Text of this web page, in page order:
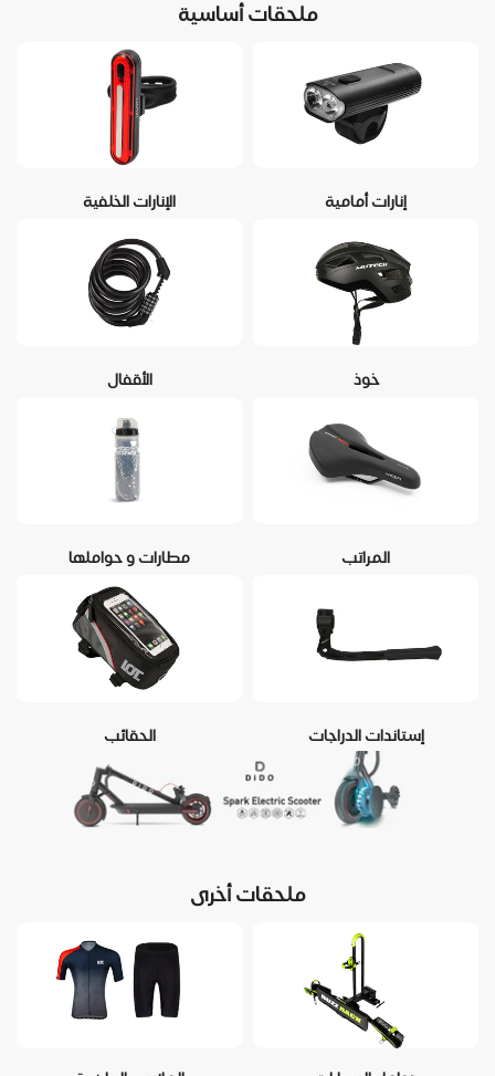
ملحقات أساسية
إنارات أمامية الإنارات الخلفية
خوذ الأقفال
المراتب مطارات و حواملها
إستاندات الدراجات الحقائب
ملحقات أخرى